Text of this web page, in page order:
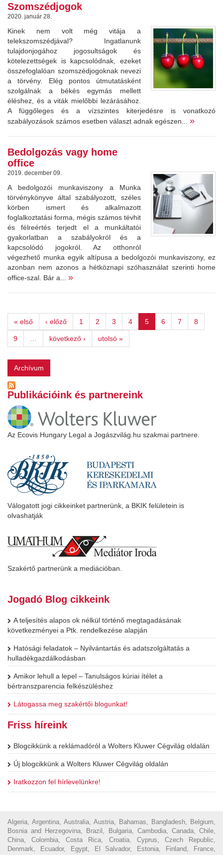
Szomszédjogok
2020. január 28.
Kinek nem volt még vitája a
telekszomszédjával? Ingatlanunk
tulajdonjogához jogosultságok és
kötelezettségek is kapcsolódnak, ezeket
összefoglalóan szomszédjogoknak nevezi
a törvény. Elég pontos útmutatásként
szolgálnak a békés egymás mellett
éléshez, és a viták mielőbbi lezárásához.
A függőleges és a vízszintes kiterjedésre is vonatkozó
szabályozások számos esetben választ adnak egészen... »
Bedolgozás vagy home
office
2019. december 09.
A bedolgozói munkaviszony a Munka
törvénykönyve által szabályozott, széles
körben ismert és alkalmazott
foglalkoztatási forma, mégis számos tévhit
és félreértés terjedt el a munkáltatói
gyakorlatban a szabályokról és a
kapcsolódó jogokról. Az otthonról
végezhető munka egyik altípusa a bedolgozói munkaviszony, ez
azonban nem azonos a hétköznapi szóhasználat szerinti home
office-szal. Bár a... »
« első ‹ előző 1 2 3 4 5 6 7 8
9 következő › utolsó »
Archívum
Publikációink és partnereink
Az Ecovis Hungary Legal a Jogászvilág.hu szakmai partnere.
Válogatott jogi cikkeinket partnerünk, a BKIK felületein is
olvashatják
Szakértő partnerünk a mediációban.
Jogadó Blog cikkeink
A teljesítés alapos ok nélkül történő megtagadásának
következményei a Ptk. rendelkezése alapján
Hatósági feladatok – Nyilvántartás és adatszolgáltatás a
hulladékgazdálkodásban
Amikor lehull a lepel – Tanulságos kúriai ítélet a
bértranszparencia felkészüléshez
Látogassa meg szakértői blogunkat!
Friss híreink
Blogcikkünk a reklámadóról a Wolters Kluwer Cégvilág oldalán
Új blogcikkünk a Wolters Kluwer Cégvilág oldalán
Iratkozzon fel hírlevelünkre!
Algeria, Argentina, Australia, Austria, Bahamas, Bangladesh, Belgium,
Bosnia and Herzegovina, Brazil, Bulgaria, Cambodia, Canada, Chile,
China, Colombia, Costa Rica, Croatia, Cyprus, Czech Republic,
Denmark, Ecuador, Egypt, El Salvador, Estonia, Finland, France,